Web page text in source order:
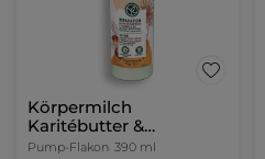
Körpermilch
Karitébutter &
Calendula
Pump-Flakon 390 ml